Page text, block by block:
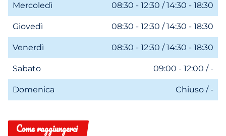
Mercoledì 08:30 - 12:30 / 14:30 - 18:30
Giovedì 08:30 - 12:30 / 14:30 - 18:30
Venerdì 08:30 - 12:30 / 14:30 - 18:30
Sabato 09:00 - 12:00 / -
Domenica Chiuso / -
Come raggiungerci